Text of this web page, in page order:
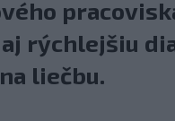
rýchlejšiu
liečbu.